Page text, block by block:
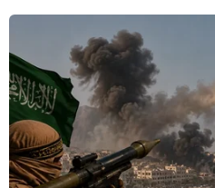
#đảo chính quân sự
#ByLock
Thổ Nhĩ Kỳ
Theo dõi VietnamPlus